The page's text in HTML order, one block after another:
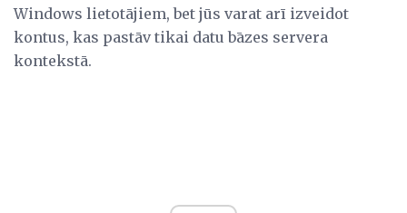
Windows lietotājiem, bet jūs varat arī izveidot
kontus, kas pastāv tikai datu bāzes servera
kontekstā.